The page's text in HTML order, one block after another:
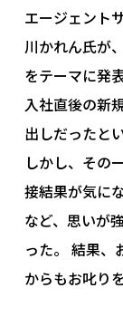
エージェント
川かれん氏が
をテーマに発表
入社直後の新
出しだったとい
しかし、その
接結果が気に
など、思いが
った。 結果、
からもお叱り